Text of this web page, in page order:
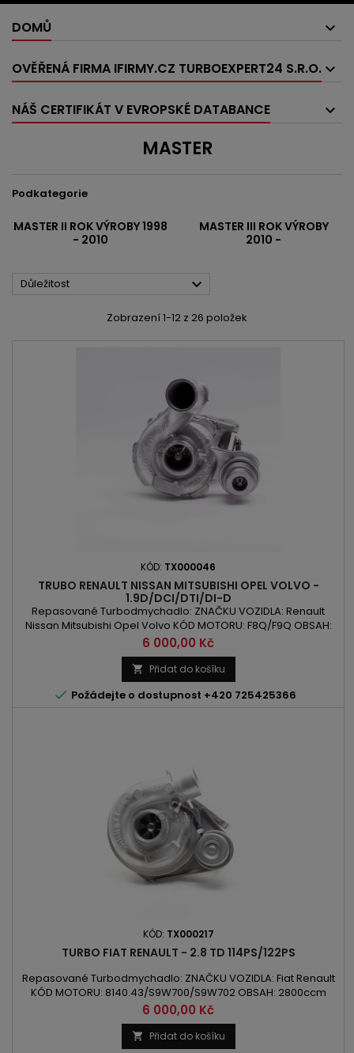
DOMŮ
OVĚŘENÁ FIRMA IFIRMY.CZ TURBOEXPERT24 S.R.O.
NÁŠ CERTIFIKÁT V EVROPSKÉ DATABANCE
MASTER
Podkategorie
MASTER II ROK VÝROBY 1998
- 2010
MASTER III ROK VÝROBY
2010 -
Důležitost 
Zobrazení 1-12 z 26 položek
KÓD: TX000046
TRUBO RENAULT NISSAN MITSUBISHI OPEL VOLVO -
1.9D/DCI/DTI/DI-D
Repasované Turbodmychadlo: ZNAČKU VOZIDLA: Renault
Nissan Mitsubishi Opel Volvo KÓD MOTORU: F8Q/F9Q OBSAH:
1870 ccm 1.9D/DCI/DTI/DI-D VÝKON: 101PS/74kW / 102PS/75kW /
105PS/77kW ROK VÝROBY: 1999 -
Cena
6 000,00 Kč
 Přidat do košíku
 Požádejte o dostupnost +420 725425366
KÓD: TX000217
TURBO FIAT RENAULT - 2.8 TD 114PS/122PS
Repasované Turbodmychadlo: ZNAČKU VOZIDLA: Fiat Renault
KÓD MOTORU: 8140.43/S9W700/S9W702 OBSAH: 2800ccm
2.8TD VÝKON: 84kW/114PS / 90kW/122PS ROK VÝROBY: 1998 -
Cena
6 000,00 Kč
 Přidat do košíku